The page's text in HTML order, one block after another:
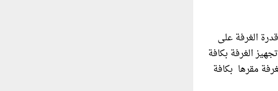
الغرفة على
الغرفة بكافة
مقرها بكافة